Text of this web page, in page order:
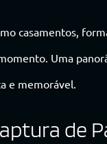
casamentos,
Uma
e memorável.
de